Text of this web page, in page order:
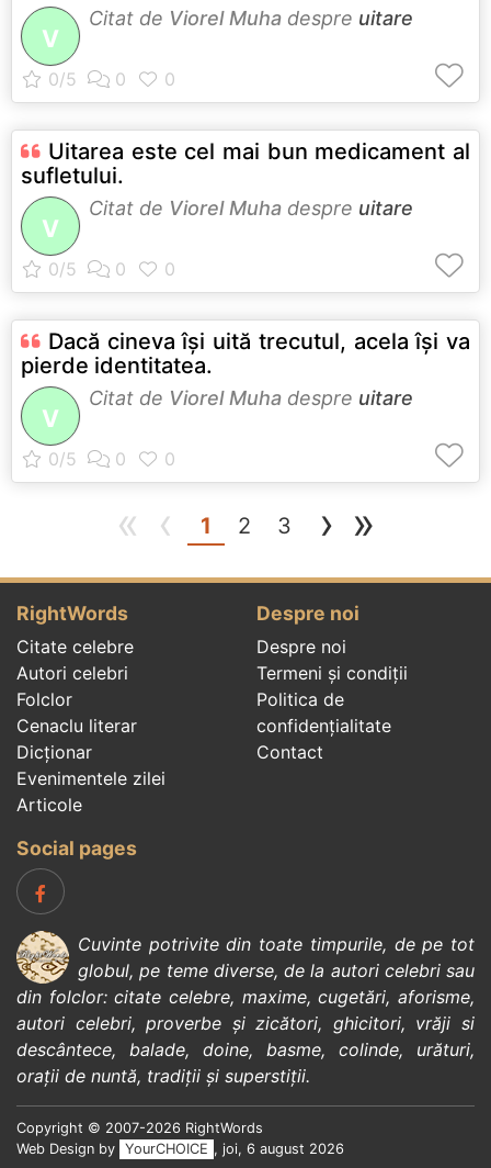
V
Citat de Viorel Muha despre uitare
Uitarea este cel mai bun medicament al
sufletului.
V
Citat de Viorel Muha despre uitare
Dacă cineva îşi uită trecutul, acela îşi va
pierde identitatea.
V
Citat de Viorel Muha despre uitare
« ‹ 1 (current)
2 3 › »
RightWords
Citate celebre
Autori celebri
Folclor
Cenaclu literar
Dicționar
Evenimentele zilei
Articole
Despre noi
Despre noi
Termeni și condiții
Politica de
confidenţialitate
Contact
Social pages
Cuvinte potrivite din toate timpurile, de pe tot
globul, pe teme diverse, de la autori celebrisau
din folclor:citate celebre, maxime,cugetări,aforisme,
autori celebri,proverbe și zicători, ghicitori, vrăji si
descântece, balade, doine, basme, colinde, urături,
orații de nuntă, tradiții și superstiții.
Copyright © 2007-2026 RightWords
Web Design by
YourCHOICE , joi, 6 august 2026